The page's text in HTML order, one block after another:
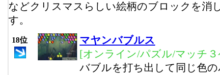
などクリスマスらしい絵柄のブロックを消
す。
18位
マヤンバブルス
[オンライン/パズル/マッチ
バブルを打ち出して同じ色